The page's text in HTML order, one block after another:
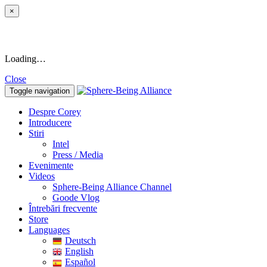
×
Loading…
Close
Toggle navigation
Despre Corey
Introducere
Stiri
Intel
Press / Media
Evenimente
Videos
Sphere-Being Alliance Channel
Goode Vlog
Întrebări frecvente
Store
Languages
Deutsch
English
Español